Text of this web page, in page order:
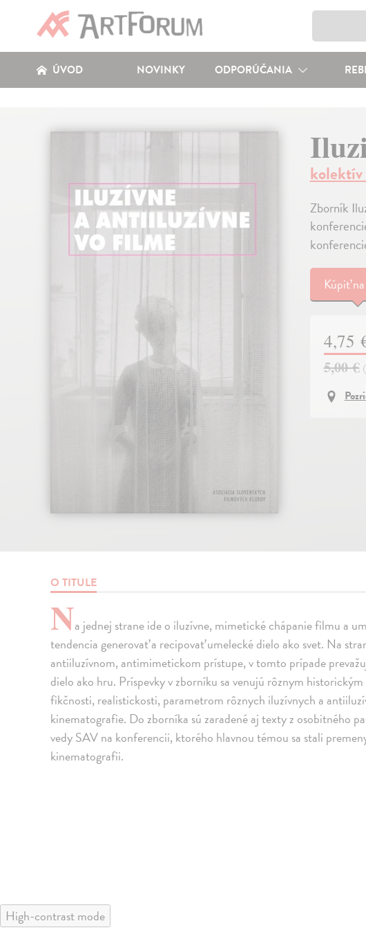
ÚVOD NOVINKY ODPORÚČANIA
kolektív
Zborník
Kúpiť
4,75
5,00 €
O TITULE
Na jednej strane ide o iluzívne, mimetické chápanie filmu a
tendencia generovať a recipovať umelecké dielo ako svet. Na
antiiluzívnom, antimimetickom prístupe, v tomto prípade
dielo ako hru. Príspevky v zborníku sa venujú rôznym
fikčnosti, realistickosti, parametrom rôznych iluzívnych a
kinematografie. Do zborníka sú zaradené aj texty z osobitného
vedy SAV na konferencii, ktorého hlavnou témou sa stali
kinematografii.
High-contrast mode